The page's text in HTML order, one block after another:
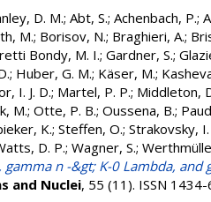
D. M.; Abt, S.; Achenbach, P.;
M.; Borisov, N.; Braghieri, A.;
Bondy, M. I.; Gardner, S.;
; Huber, G. M.; Käser, M.;
I. J. D.; Martel, P. P.; Middleton,
M.; Otte, P. B.; Oussena, B.;
K.; Steffen, O.; Strakovsky,
D. P.; Wagner, S.;
gamma n -&gt; K-0 Lambda,
and Nuclei, 55 (11). ISSN